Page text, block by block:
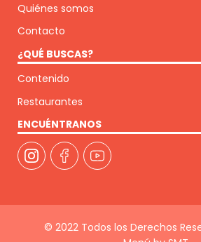
Quiénes somos
Contacto
¿QUÉ BUSCAS?
Contenido
Restaurantes
ENCUÉNTRANOS
© 2022 Todos los Derechos